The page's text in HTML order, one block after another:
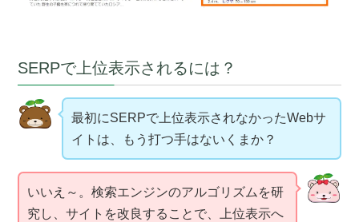
SERPで上位表示されるには？
最初にSERPで上位表示されなかったWebサ
イトは、もう打つ手はないくまか？
いいえ～。検索エンジンのアルゴリズムを研
究し、サイトを改良することで、上位表示へ